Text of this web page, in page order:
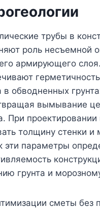
трубы в
роль несъемной
армирующего
в обводненных
вымывание
При
толщину стенки и
эти параметры
грунта и
сметы без